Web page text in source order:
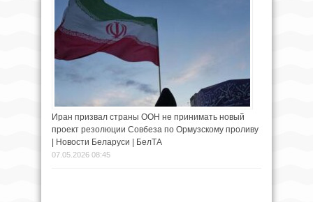
Иран призвал страны ООН не принимать новый
проект резолюции Совбеза по Ормузскому проливу
| Новости Беларуси | БелТА
07.05.2026 08:45